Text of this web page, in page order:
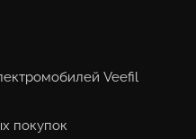
Veefil
покупок